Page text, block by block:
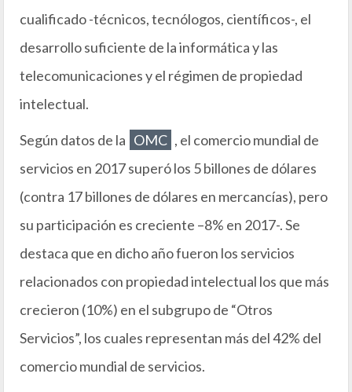
cualificado -técnicos, tecnólogos, científicos-, el
desarrollo suficiente de la informática y las
telecomunicaciones y el régimen de propiedad
intelectual.
Según datos de la OMC , el comercio mundial de
servicios en 2017 superó los 5 billones de dólares
(contra 17 billones de dólares en mercancías), pero
su participación es creciente –8% en 2017-. Se
destaca que en dicho año fueron los servicios
relacionados con propiedad intelectual los que más
crecieron (10%) en el subgrupo de “Otros
Servicios”, los cuales representan más del 42% del
comercio mundial de servicios.